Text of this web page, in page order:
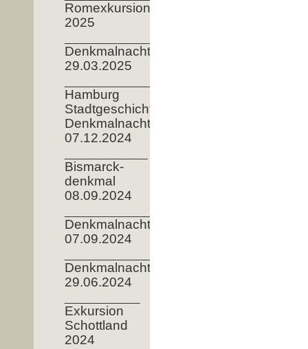
Romexkursion
2025
Denkmalnacht
29.03.2025
Hamburg
Stadtgeschichte__________
Denkmalnacht
07.12.2024
Bismarck-
denkmal
08.09.2024
Denkmalnacht
07.09.2024
Denkmalnacht
29.06.2024
Exkursion
Schottland
2024